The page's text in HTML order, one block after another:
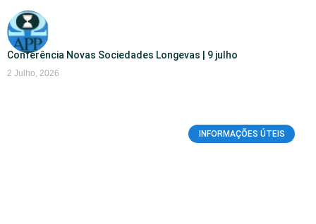
Conferência Novas Sociedades Longevas | 9 julho
2 Julho, 2026
INFORMAÇÕES ÚTEIS